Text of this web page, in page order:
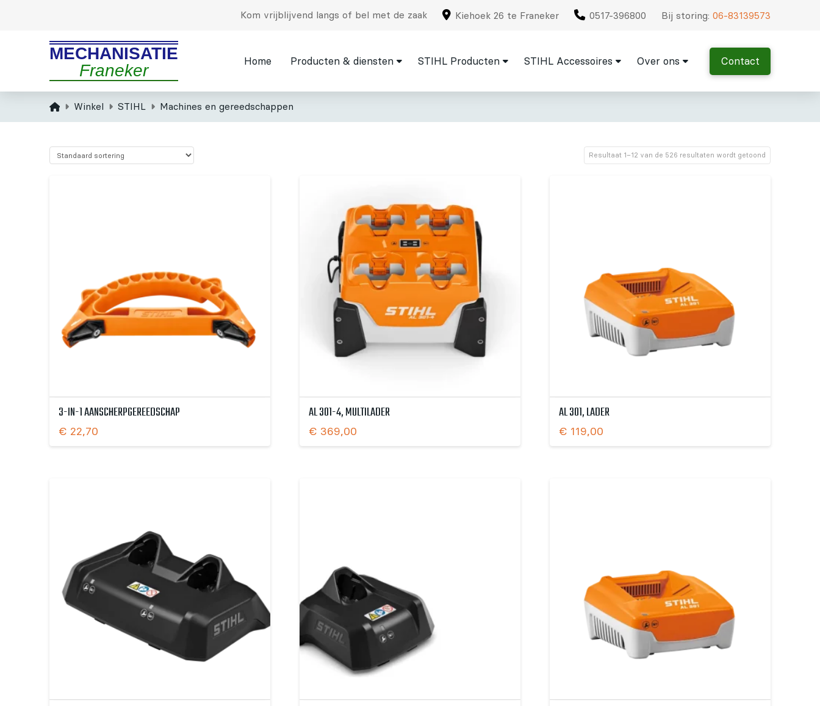
Kom vrijblijvend langs of bel met de zaak Kiehoek 26 te Franeker 0517-396800 Bij storing:06-83139573
MECHANISATIE
Franeker
Home Producten & diensten STIHL Producten STIHL Accessoires Over ons Contact
HomeWinkel STIHL Machines en gereedschappen
Resultaat 1–12 van de 526 resultaten wordt getoond
3-IN-1 AANSCHERPGEREEDSCHAP
€ 22,70
AL 301-4, MULTILADER
€ 369,00
AL 301, LADER
€ 119,00